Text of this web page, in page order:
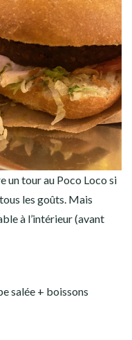
un tour au Poco Loco si
les goûts. Mais
à l’intérieur (avant
salée + boissons